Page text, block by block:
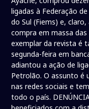
ligadas à Federação
do Sul (Fiems) e,
compra em massa
exemplar da revista é
segunda-feira em
adiantou a ação de
Petrolão. O assunto é
nas redes sociais e
todo o país.